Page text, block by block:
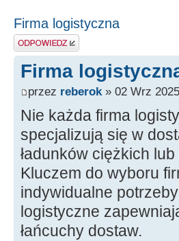
Firma logistyczna
Wyślij odpowiedź
Firma
przez reberok» 02 Wrz
Nie każda firma
specjalizują się w
ładunków ciężkich
Kluczem do wyboru
indywidualne
logistyczne
łańcuchy dostaw.